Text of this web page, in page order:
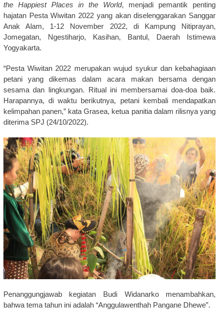
the Happiest Places in the World, menjadi pemantik penting
hajatan Pesta Wiwitan 2022 yang akan diselenggarakan Sanggar
Anak Alam, 1-12 November 2022, di Kampung Nitiprayan,
Jomegatan, Ngestiharjo, Kasihan, Bantul, Daerah Istimewa
Yogyakarta.
“Pesta Wiwitan 2022 merupakan wujud syukur dan kebahagiaan
petani yang dikemas dalam acara makan bersama dengan
sesama dan lingkungan. Ritual ini membersamai doa-doa baik.
Harapannya, di waktu berikutnya, petani kembali mendapatkan
kelimpahan panen,” kata Grasea, ketua panitia dalam rilisnya yang
diterima SPJ (24/10/2022).
Penanggungjawab kegiatan Budi Widanarko menambahkan,
bahwa tema tahun ini adalah “Anggulawenthah Pangane Dhewe”.